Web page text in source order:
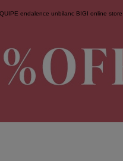
endalence unbilanc BIGI online store